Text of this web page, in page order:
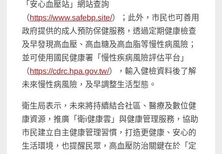
「安心血壓站」網站查詢
（https://www.safebp.site/）；此外，市民也可善用
政府提供的成人預防保健服務，透過定期健康檢查
及早發現高血壓、高血糖及高血脂等慢性病風險；
並可使用國民健康署「慢性疾病風險評估平台」
（https://cdrc.hpa.gov.tw/），輸入健檢資料後了解
未來慢性病風險，及早調整生活型態。
衛生局表示，未來將持續結合社區、醫療及數位健
康資源，推廣「衛i健康雲」與健康管理服務，協助
市民建立自主健康管理習慣，打造更健康、安心的
生活環境，也提醒民眾，高血壓防治關鍵在於「定